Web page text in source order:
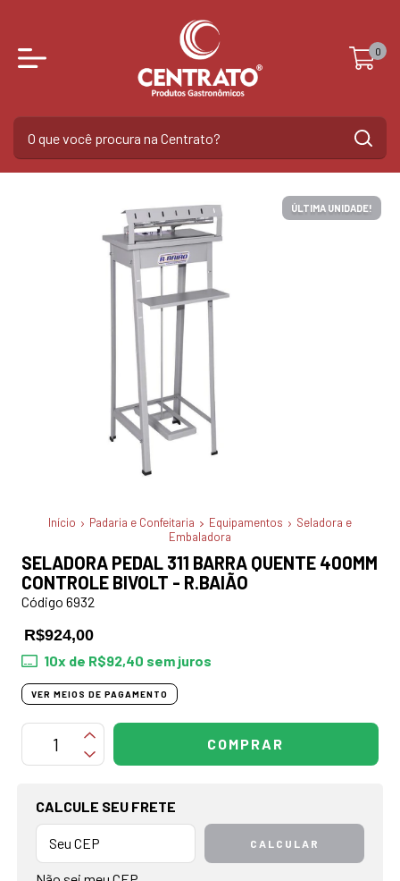
0
ÚLTIMA UNIDADE!
Início Padaria e Confeitaria Equipamentos
Seladora e
Embaladora
SELADORA PEDAL 311 BARRA QUENTE 400MM
CONTROLE BIVOLT - R.BAIÃO
Código 6932
R$924,00
10x de R$92,40 sem juros
VER MEIOS DE PAGAMENTO
OPÇÕES DE FRETE
CALCULE SEU FRETE
CALCULAR